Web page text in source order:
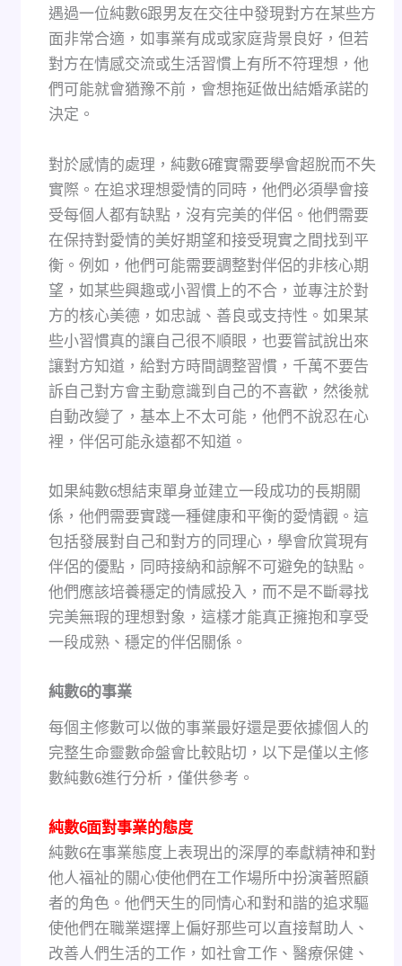
遇過一位純數6跟男友在交往中發現對方在某些方
面非常合適，如事業有成或家庭背景良好，但若
對方在情感交流或生活習慣上有所不符理想，他
們可能就會猶豫不前，會想拖延做出結婚承諾的
決定。
對於感情的處理，純數6確實需要學會超脫而不失
實際。在追求理想愛情的同時，他們必須學會接
受每個人都有缺點，沒有完美的伴侶。他們需要
在保持對愛情的美好期望和接受現實之間找到平
衡。例如，他們可能需要調整對伴侶的非核心期
望，如某些興趣或小習慣上的不合，並專注於對
方的核心美德，如忠誠、善良或支持性。如果某
些小習慣真的讓自己很不順眼，也要嘗試說出來
讓對方知道，給對方時間調整習慣，千萬不要告
訴自己對方會主動意識到自己的不喜歡，然後就
自動改變了，基本上不太可能，他們不說忍在心
裡，伴侶可能永遠都不知道。
如果純數6想結束單身並建立一段成功的長期關
係，他們需要實踐一種健康和平衡的愛情觀。這
包括發展對自己和對方的同理心，學會欣賞現有
伴侶的優點，同時接納和諒解不可避免的缺點。
他們應該培養穩定的情感投入，而不是不斷尋找
完美無瑕的理想對象，這樣才能真正擁抱和享受
一段成熟、穩定的伴侶關係。
純數6的事業
每個主修數可以做的事業最好還是要依據個人的
完整生命靈數命盤會比較貼切，以下是僅以主修
數純數6進行分析，僅供參考。
純數6面對事業的態度
純數6在事業態度上表現出的深厚的奉獻精神和對
他人福祉的關心使他們在工作場所中扮演著照顧
者的角色。他們天生的同情心和對和諧的追求驅
使他們在職業選擇上偏好那些可以直接幫助人、
改善人們生活的工作，如社會工作、醫療保健、